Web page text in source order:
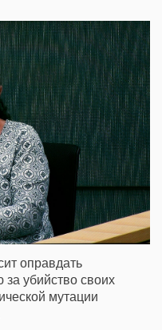
оправдать
за убийство своих
мутации